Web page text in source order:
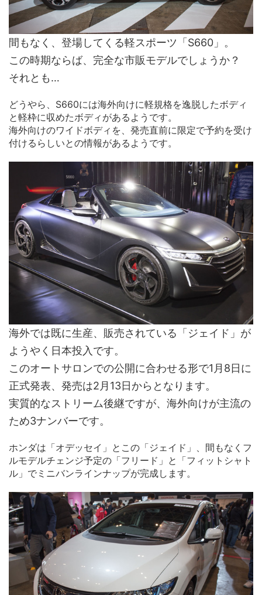
間もなく、登場してくる軽スポーツ「S660」。
この時期ならば、完全な市販モデルでしょうか？
それとも…
どうやら、S660には海外向けに軽規格を逸脱したボディ
と軽枠に収めたボディがあるようです。
海外向けのワイドボディを、発売直前に限定で予約を受け
付けるらしいとの情報があるようです。
海外では既に生産、販売されている「ジェイド」が
ようやく日本投入です。
このオートサロンでの公開に合わせる形で1月8日に
正式発表、発売は2月13日からとなります。
実質的なストリーム後継ですが、海外向けが主流の
ため3ナンバーです。
ホンダは「オデッセイ」とこの「ジェイド」、間もなくフ
ルモデルチェンジ予定の「フリード」と「フィットシャト
ル」でミニバンラインナップが完成します。